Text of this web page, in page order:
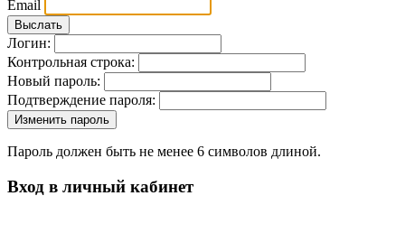
Email
Логин:
Контрольная строка:
Новый пароль:
Подтверждение пароля:
Пароль должен быть не менее 6 символов длиной.
Вход в личный кабинет